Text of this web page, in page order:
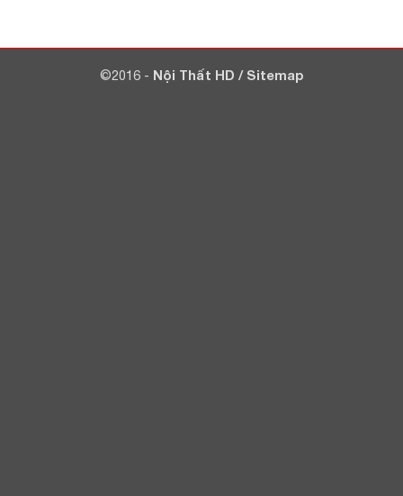
©2016 - Nội Thất HD / Sitemap